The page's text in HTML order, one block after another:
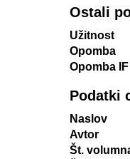
Ostali
Užitnost
Opomba
Opomba IF
Podatki
Naslov
Avtor
Št.